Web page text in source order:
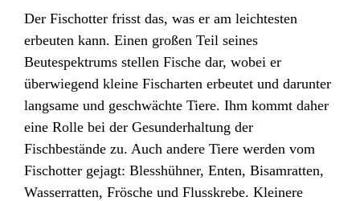
Der Fischotter frisst das, was er am leichtesten
erbeuten kann. Einen großen Teil seines
Beutespektrums stellen Fische dar, wobei er
überwiegend kleine Fischarten erbeutet und darunter
langsame und geschwächte Tiere. Ihm kommt daher
eine Rolle bei der Gesunderhaltung der
Fischbestände zu. Auch andere Tiere werden vom
Fischotter gejagt: Blesshühner, Enten, Bisamratten,
Wasserratten, Frösche und Flusskrebe. Kleinere